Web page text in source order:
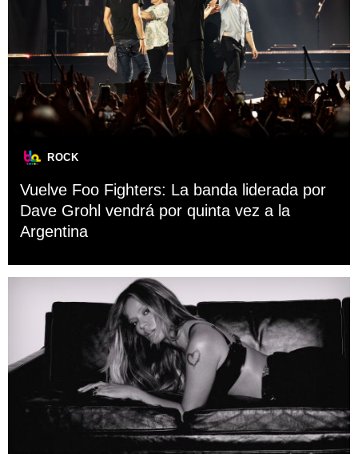
ROCK
Vuelve Foo Fighters: La banda liderada por
Dave Grohl vendrá por quinta vez a la
Argentina